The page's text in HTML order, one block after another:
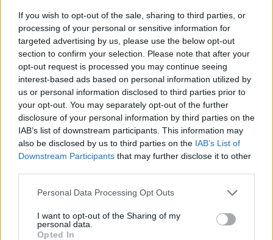
If you wish to opt-out of the sale, sharing to third parties, or
processing of your personal or sensitive information for
targeted advertising by us, please use the below opt-out
section to confirm your selection. Please note that after your
opt-out request is processed you may continue seeing
interest-based ads based on personal information utilized by
us or personal information disclosed to third parties prior to
your opt-out. You may separately opt-out of the further
disclosure of your personal information by third parties on the
IAB’s list of downstream participants. This information may
also be disclosed by us to third parties on the IAB’s List of
Downstream Participants that may further disclose it to other
Personal Data Processing Opt Outs
I want to opt-out of the Sharing of my
personal data.
Opted In